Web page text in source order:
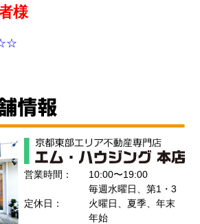
様
営業時間： 10:00〜19:00
定休日：
毎週水曜日、第1・3
火曜日、夏季、年末
年始